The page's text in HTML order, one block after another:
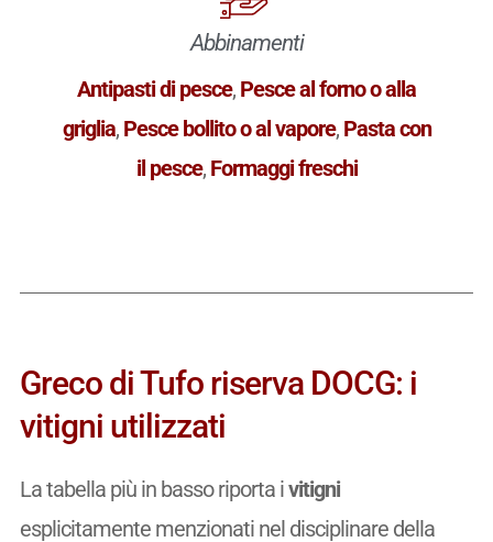
Abbinamenti
Antipasti di pesce, Pesce al forno o alla
griglia, Pesce bollito o al vapore, Pasta con
il pesce, Formaggi freschi
Greco di Tufo riserva DOCG: i
vitigni utilizzati
La tabella più in basso riporta ivitigni
esplicitamente menzionati nel disciplinare della